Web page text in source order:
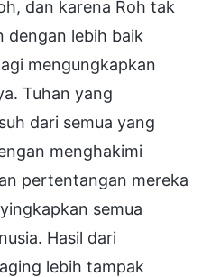
dan karena Roh tak
dengan lebih baik
mengungkapkan
Tuhan yang
dari semua yang
menghakimi
pertentangan mereka
semua
Hasil dari
lebih tampak